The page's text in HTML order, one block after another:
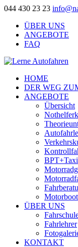
044 430 23 23
ÜBER UNS
ANGEBOTE
FAQ
HOME
DER WEG
ANGEBOTE
Übersicht
ÜBER UNS
Fahrlehrer
KONTAKT